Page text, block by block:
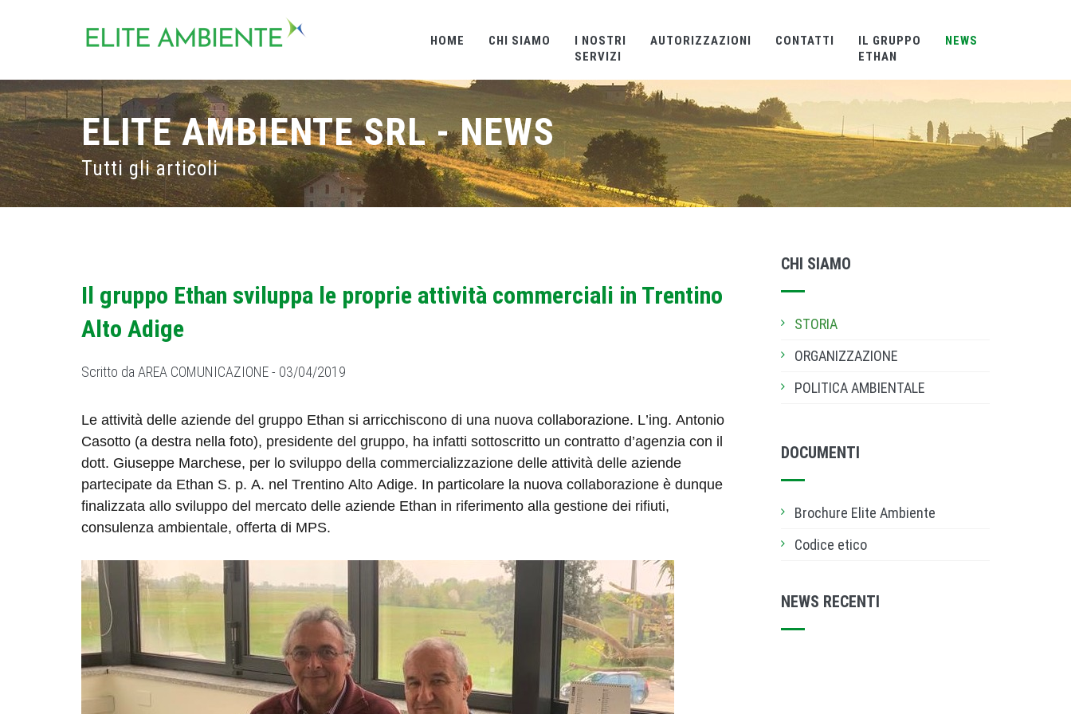
HOME CHI SIAMO
I NOSTRI
SERVIZI
AUTORIZZAZIONI CONTATTI
IL GRUPPO
ETHAN
NEWS
ELITE AMBIENTE SRL - NEWS
Tutti gli articoli
Il gruppo Ethan sviluppa le proprie attività commerciali in Trentino
Alto Adige
Scritto da AREA COMUNICAZIONE - 03/04/2019
Le attività delle aziende del gruppo Ethan si arricchiscono di una nuova collaborazione. L’ing. Antonio
Casotto (a destra nella foto), presidente del gruppo, ha infatti sottoscritto un contratto d’agenzia con il
dott. Giuseppe Marchese, per lo sviluppo della commercializzazione delle attività delle aziende
partecipate da Ethan S. p. A. nel Trentino Alto Adige. In particolare la nuova collaborazione è dunque
finalizzata allo sviluppo del mercato delle aziende Ethan in riferimento alla gestione dei rifiuti,
consulenza ambientale, offerta di MPS.
CHI SIAMO
STORIA
ORGANIZZAZIONE
POLITICA AMBIENTALE
DOCUMENTI
Brochure Elite Ambiente
Codice etico
NEWS RECENTI